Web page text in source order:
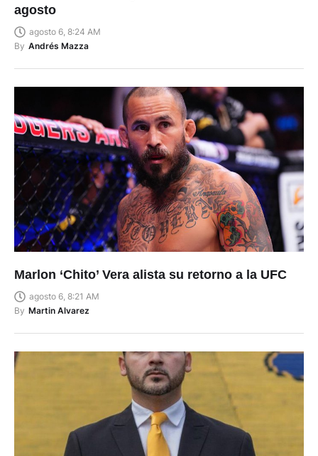
agosto
agosto 6, 8:24 AM
By Andrés Mazza
Marlon ‘Chito’ Vera alista su retorno a la UFC
agosto 6, 8:21 AM
By Martin Alvarez